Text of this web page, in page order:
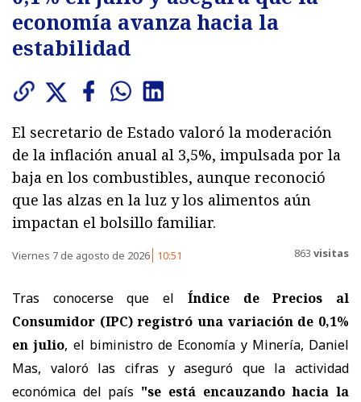
economía avanza hacia la
estabilidad
El secretario de Estado valoró la moderación
de la inflación anual al 3,5%, impulsada por la
baja en los combustibles, aunque reconoció
que las alzas en la luz y los alimentos aún
impactan el bolsillo familiar.
Viernes 7 de agosto de 2026 10:51 863 visitas
Tras conocerse que el Índice de Precios al
Consumidor (IPC) registró una variación de 0,1%
en julio, el biministro de Economía y Minería, Daniel
Mas, valoró las cifras y aseguró que la actividad
económica del país "se está encauzando hacia la